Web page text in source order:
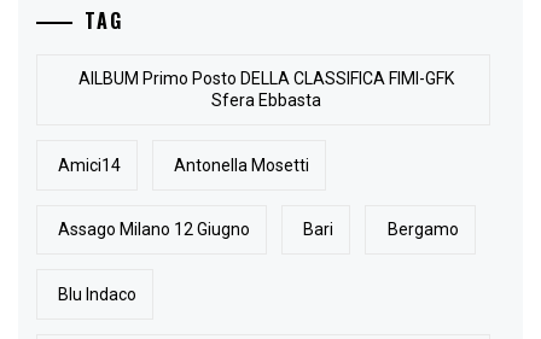
TAG
AlLBUM Primo Posto DELLA CLASSIFICA FIMI-GFK
Sfera Ebbasta
Amici14 Antonella Mosetti
Assago Milano 12 Giugno Bari Bergamo
Blu Indaco